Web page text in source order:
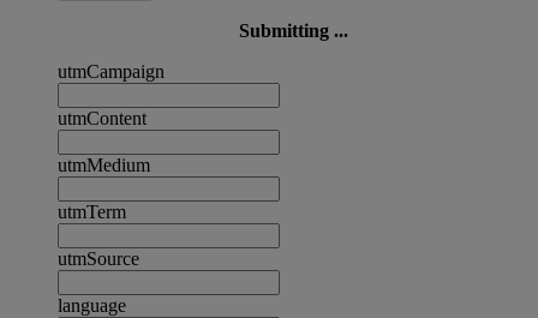
Submitting ...
utmCampaign
utmContent
utmMedium
utmTerm
utmSource
language